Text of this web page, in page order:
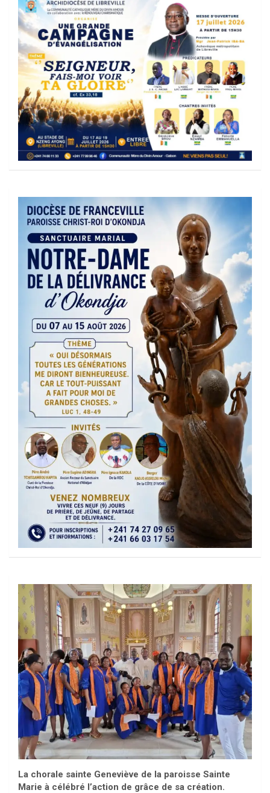
La chorale sainte Geneviève de la paroisse Sainte
Marie à célébré l’action de grâce de sa création.